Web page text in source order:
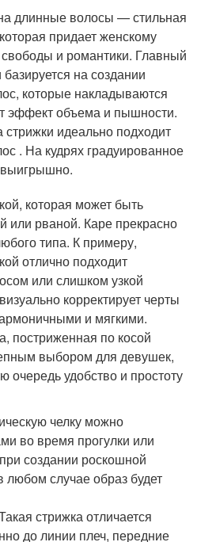
длинные волосы — стильная
придает женскому
свободы и романтики. Главный
на создании
которые накладываются
эффект объема и пышности.
идеально подходит
. На кудрях градуированное
выигрышно.
которая может быть
или рваной. Каре прекрасно
типа. К примеру,
отлично подходит
или слишком узкой
корректирует черты
и мягкими.
постриженная по косой
выбором для девушек,
очередь удобство и простоту
челку можно
во время прогулки или
создании роскошной
случае образ будет
стрижка отличается
до линии плеч, передние